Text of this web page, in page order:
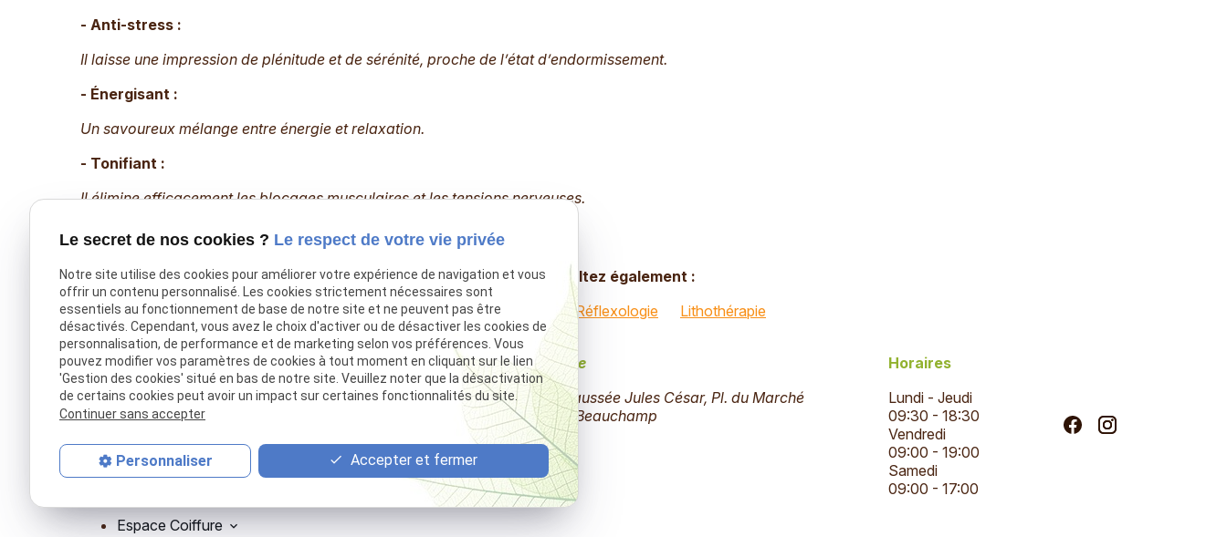
- Anti-stress :
Il laisse une impression de plénitude et de sérénité, proche de l’état d’endormissement.
- Énergisant :
Un savoureux mélange entre énergie et relaxation.
- Tonifiant :
Il élimine efficacement les blocages musculaires et les tensions nerveuses.
Consultez également :
Espace Bien-être
Réflexologie Lithothérapie
TERR DO ZEN, centre de bien-être et
coiffure naturelle à Beauchamp, Val-
d’Oise.
Téléphone
01 86 65 78 86
Adresse
155 Chaussée Jules César, Pl. du Marché
95250 Beauchamp
Horaires
Lundi - Jeudi
09:30 - 18:30
Vendredi
09:00 - 19:00
Samedi
09:00 - 17:00
Espace Coiffure
Le secret de nos cookies ? Le respect de votre vie privée
Notre site utilise des cookies pour améliorer votre expérience de navigation et vous
offrir un contenu personnalisé. Les cookies strictement nécessaires sont
essentiels au fonctionnement de base de notre site et ne peuvent pas être
désactivés. Cependant, vous avez le choix d'activer ou de désactiver les cookies de
personnalisation, de performance et de marketing selon vos préférences. Vous
pouvez modifier vos paramètres de cookies à tout moment en cliquant sur le lien
'Gestion des cookies' situé en bas de notre site. Veuillez noter que la désactivation
de certains cookies peut avoir un impact sur certaines fonctionnalités du site.
Continuer sans accepter
Personnaliser Accepter et fermer